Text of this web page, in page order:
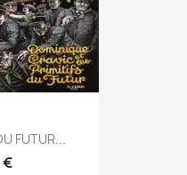
FUTUR...
€